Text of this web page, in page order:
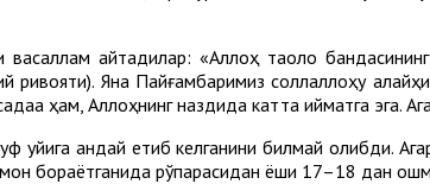
васаллам айтадилар: «Aллоҳ таоло
ривояти). Яна Пайғамбаримиз соллаллоҳу
ҳам, Aллоҳнинг наздида катта қийматга эга.
уйига қандай етиб келганини билмай қолибди.
бораётганида рўпарасидан ёши 17–18 дан